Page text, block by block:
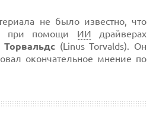
не было известно, что
при помощи ИИ драйверах
(Linus Torvalds). Он
окончательное мнение по